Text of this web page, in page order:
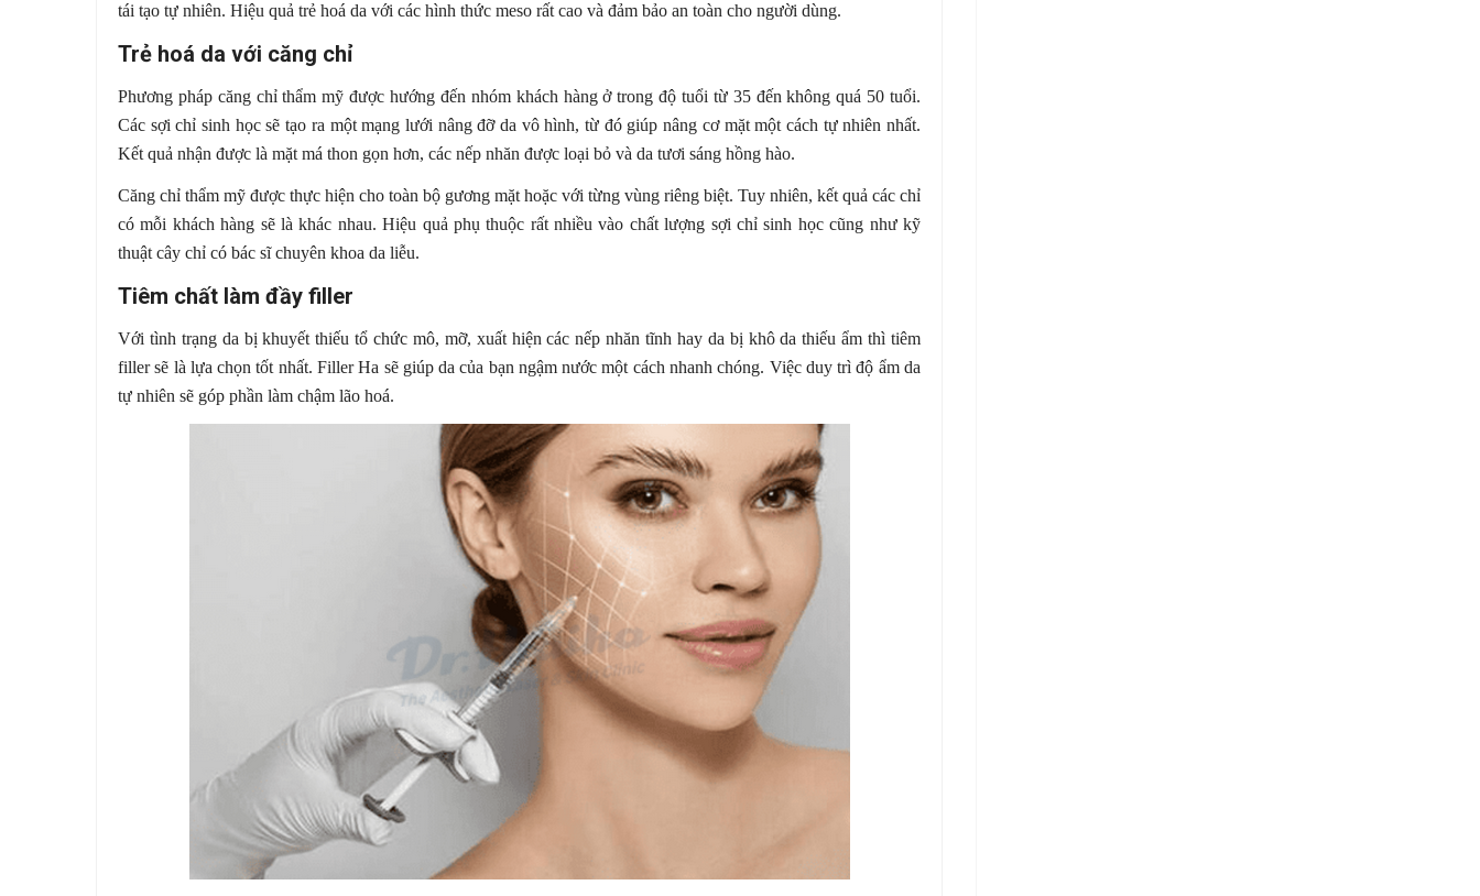
tái tạo tự nhiên. Hiệu quả trẻ hoá da với các hình thức meso rất cao và đảm bảo an toàn cho người dùng.
Trẻ hoá da với căng chỉ
Phương pháp căng chỉ thẩm mỹ được hướng đến nhóm khách hàng ở trong độ tuổi từ 35 đến không quá 50 tuổi.
Các sợi chỉ sinh học sẽ tạo ra một mạng lưới nâng đỡ da vô hình, từ đó giúp nâng cơ mặt một cách tự nhiên nhất.
Kết quả nhận được là mặt má thon gọn hơn, các nếp nhăn được loại bỏ và da tươi sáng hồng hào.
Căng chỉ thẩm mỹ được thực hiện cho toàn bộ gương mặt hoặc với từng vùng riêng biệt. Tuy nhiên, kết quả các chỉ
có mỗi khách hàng sẽ là khác nhau. Hiệu quả phụ thuộc rất nhiều vào chất lượng sợi chỉ sinh học cũng như kỹ
thuật cây chỉ có bác sĩ chuyên khoa da liễu.
Tiêm chất làm đầy filler
Với tình trạng da bị khuyết thiếu tổ chức mô, mỡ, xuất hiện các nếp nhăn tĩnh hay da bị khô da thiếu ẩm thì tiêm
filler sẽ là lựa chọn tốt nhất. Filler Ha sẽ giúp da của bạn ngậm nước một cách nhanh chóng. Việc duy trì độ ẩm da
tự nhiên sẽ góp phần làm chậm lão hoá.